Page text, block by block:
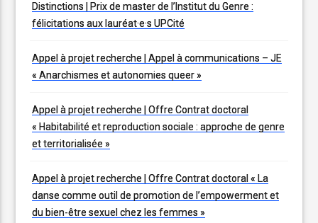
Distinctions | Prix de master de l’Institut du Genre :
félicitations aux lauréat·e·s UPCité
Appel à projet recherche | Appel à communications – JE
« Anarchismes et autonomies queer »
Appel à projet recherche | Offre Contrat doctoral
« Habitabilité et reproduction sociale : approche de genre
et territorialisée »
Appel à projet recherche | Offre Contrat doctoral « La
danse comme outil de promotion de l’empowerment et
du bien-être sexuel chez les femmes »